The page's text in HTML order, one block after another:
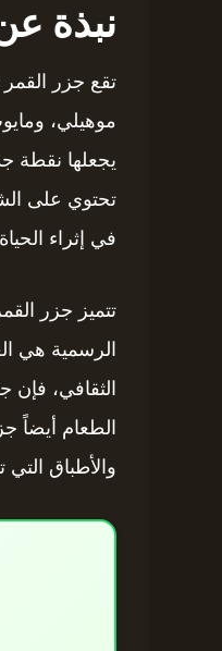
نبذة
تقع جزر
موهيلي،
يجعلها نقطة
تحتوي على
في إثراء
تتميز جزر
الرسمية هي
الثقافي، فإن
الطعام أيضاً
والأطباق التي